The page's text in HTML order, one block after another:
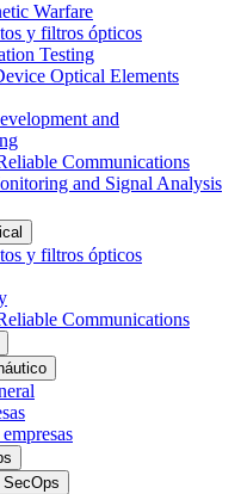
Warfare
y filtros ópticos
Testing
Optical Elements
and
Communications
and Signal Analysis
y filtros ópticos
Communications
SecOps